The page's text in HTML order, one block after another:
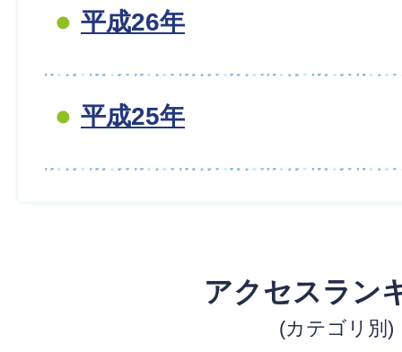
平成26年
平成25年
アクセスラン
(カテゴリ別)